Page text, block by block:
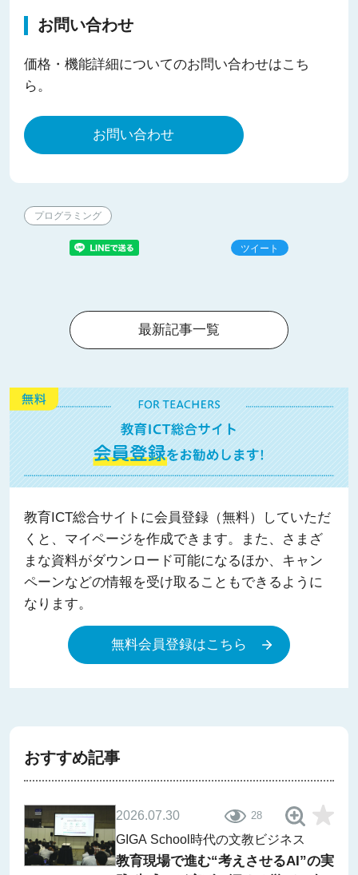
お問い合わせ
価格・機能詳細についてのお問い合わせはこち
ら。
お問い合わせ
プログラミング
ツイート
最新記事一覧
教育ICT総合サイトに会員登録（無料）していただ
くと、マイページを作成できます。また、さまざ
まな資料がダウンロード可能になるほか、キャン
ペーンなどの情報を受け取ることもできるように
なります。
無料会員登録はこちら
おすすめ記事
2026.07.30 28
GIGA School時代の文教ビジネス
教育現場で進む“考えさせるAI”の実